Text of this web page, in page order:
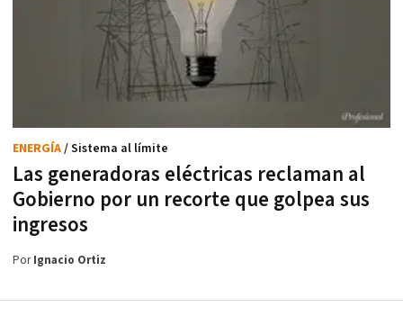
Las generadoras eléctricas reclaman al
Gobierno por un recorte que golpea sus
ingresos
ENERGÍA/ Sistema al límite
PorIgnacio Ortiz